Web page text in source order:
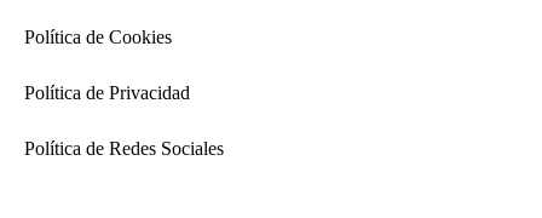
Política de Cookies
Política de Privacidad
Política de Redes Sociales